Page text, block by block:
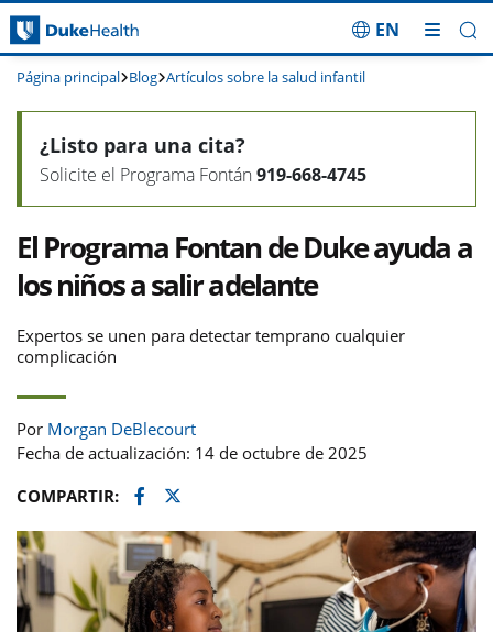
Saltar navegación
EN
Página principal Blog Artículos sobre la salud infantil
El Programa Fontan de Duke ayuda a
los niños a salir adelante​​​​​​​
Expertos se unen para detectar temprano cualquier
complicación
Por Morgan DeBlecourt
Fecha de actualización: 14 de octubre de 2025
COMPARTIR:
Facebook
Twitter
¿Listo para una cita?
Solicite el Programa Fontán919-668-4745